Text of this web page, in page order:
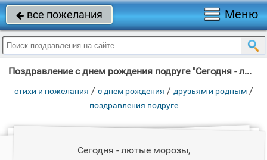
 все пожелания Меню
Поздравление с днем рождения подруге "Сегодня - лютые морозы, А в комнате твоей так жарко!"
стихи и пожелания / c днем рождения / друзьям и родным/
поздравления подруге
Сегодня - лютые морозы,